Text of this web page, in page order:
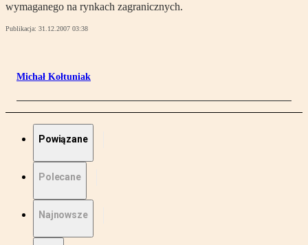
wymaganego na rynkach zagranicznych.
Publikacja: 31.12.2007 03:38
Michał Kołtuniak
Powiązane
Polecane
Najnowsze